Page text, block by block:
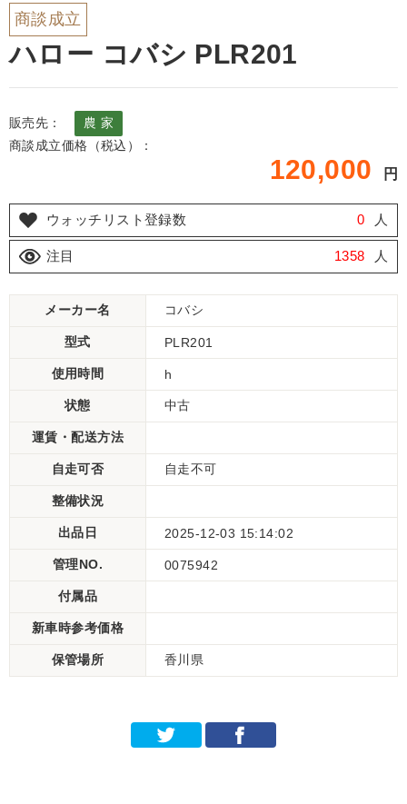
商談成立
ハロー コバシ PLR201
販売先：
農 家
商談成立価格（税込）：
120,000 円
ウォッチリスト登録数 0 人
注目 1358 人
メーカー名 コバシ
型式 PLR201
使用時間 h
状態 中古
運賃・配送方法
自走可否 自走不可
整備状況
出品日 2025-12-03 15:14:02
管理NO. 0075942
付属品
新車時参考価格
保管場所 香川県